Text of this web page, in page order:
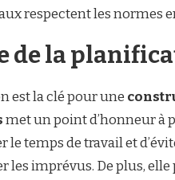
respectent les normes
de la
est la clé pour une
met un point d’honneur à
le temps de travail et
les imprévus. De plus,